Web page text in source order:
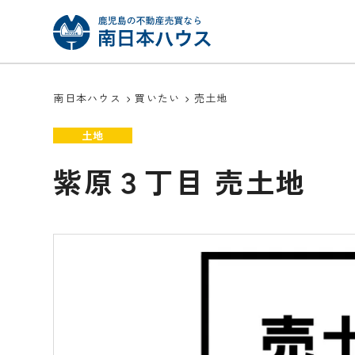
南日本ハウス 買いたい 売土地
土地
紫原３丁目 売土地